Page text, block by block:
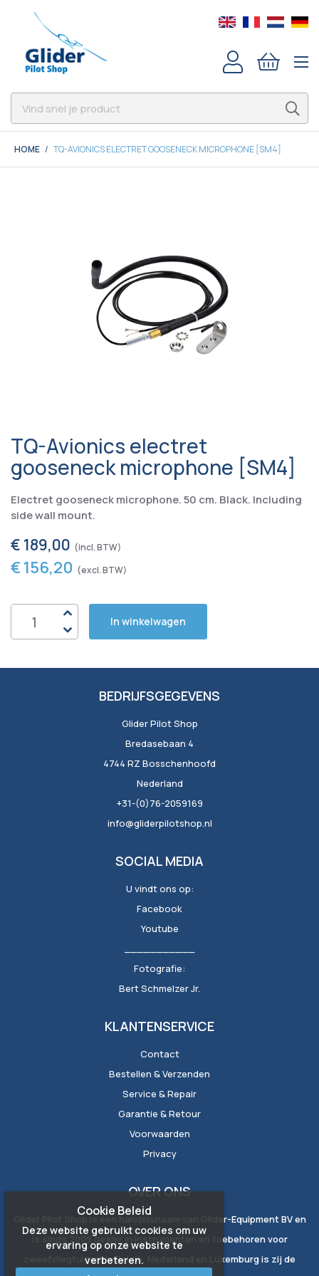
HOME TQ-AVIONICS ELECTRET GOOSENECK MICROPHONE [SM4]
TQ-Avionics electret
gooseneck microphone [SM4]
Electret gooseneck microphone. 50 cm. Black. Including
side wall mount.
€ 189,00
€ 156,20
In winkelwagen
BEDRIJFSGEGEVENS
Glider Pilot Shop
Bredasebaan 4
4744 RZ Bosschenhoofd
Nederland
+31-(0)76-2059169
info@gliderpilotshop.nl
SOCIAL MEDIA
U vindt ons op:
Facebook
Youtube
Fotografie:
Bert Schmelzer Jr.
KLANTENSERVICE
Contact
Bestellen & Verzenden
Service & Repair
Garantie & Retour
Voorwaarden
Privacy
OVER ONS
Glider Pilot Shop is een handelsnaam van Glider-Equipment BV en
is sinds 2009 dealer in instrumenten en toebehoren voor
zweefvliegtuigen. In België, Nederland en Luxemburg is zij de
Cookie Beleid
Deze website gebruikt cookies om uw
ervaring op onze website te
verbeteren.